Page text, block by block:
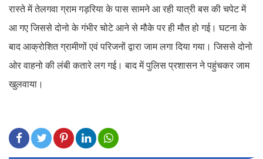
रास्ते में तेलगवा ग्राम गड़रिया के पास सामने आ रही यात्री बस की चपेट में
आ गए जिससे दोनो के गंभीर चोटे आने से मौके पर ही मौत हो गई। घटना के
बाद आक्रोशित ग्रामीणों एवं परिजनों द्वारा जाम लगा दिया गया। जिससे दोनो
ओर वाहनो की लंबी कतारे लग गई। बाद में पुलिस प्रशासन ने पहुंचकर जाम
खुलवाया।